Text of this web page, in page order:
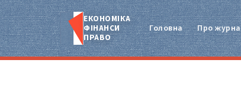
ЕКОНОМІКА
ФІНАНСИ
ПРАВО
Головна Про